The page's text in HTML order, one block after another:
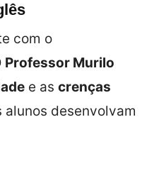
com o
Professor Murilo
e as crenças
desenvolvam